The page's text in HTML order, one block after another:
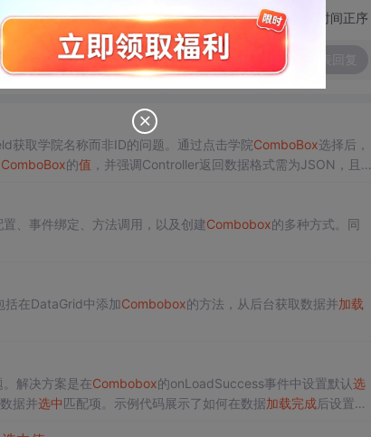
切换为时间正序
获取学院名称而非ID的问题。通过点击学院ComboBox选择后，
ComboBox的值 ，并强调Controller返回数据格式需为JSON，且实
、事件绑定、方法调用，以及创建Combobox的多种方式。同
括在DataGrid中添加Combobox的方法，从后台获取数据并加载
。解决方案是在Combobox的onLoadSuccess事件中设置默认选
据并选中匹配项。示例代码展示了如何在数据加载完成后设置 选